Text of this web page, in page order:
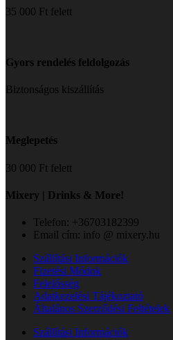
35 000 Ft felett
Gyors rendelés feldolgozás
Biztonságos kiszállítás
Meglepetés
30 000 Ft felett
Mixery | Drinks & More!
Telefon: +36703182399
Email cím: info @ mixery.hu
Szállítási Információk
Fizetési Módok
Felelősség
Adatkezelési Tájékoztató
Általános Szerződési Feltételek
Szállítási Információk